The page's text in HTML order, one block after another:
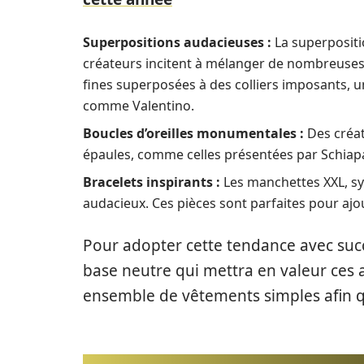
Superpositions audacieuses : La
créateurs incitent à mélanger de
fines superposées à des colliers imposants,
comme Valentino.
Boucles d’oreilles monumentales : Des
épaules, comme celles présentées par
Bracelets inspirants : Les manchettes XXL,
audacieux. Ces pièces sont parfaites pour
Pour adopter cette tendance avec
base neutre qui mettra en valeur ces
ensemble de vêtements simples afin